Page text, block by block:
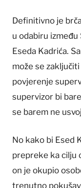
Definitivno je
u odabiru između
Eseda Kadrića.
može se
povjerenje
supervizor bi
se barem ne
No kako bi Esed
prepreke ka cilju
on je okupio
trenutno